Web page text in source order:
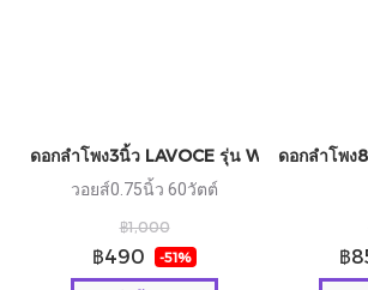
ดอกลำโพง3นิ้ว LAVOCE รุ่น WSF030.70
วอยส์0.75นิ้ว 60วัตต์
฿1,000
฿490 -51%
ดอกลำโพง
฿